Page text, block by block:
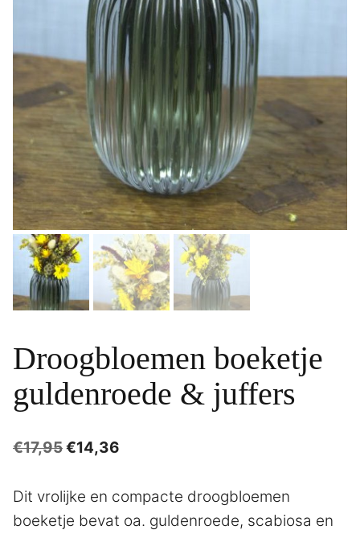
Droogbloemen boeketje
guldenroede & juffers
€17,95Oorspronkelijke
was:
€17,95.
€14,36
is:
€14,36.
Dit vrolijke en compacte droogbloemen
boeketje bevat oa. guldenroede, scabiosa en